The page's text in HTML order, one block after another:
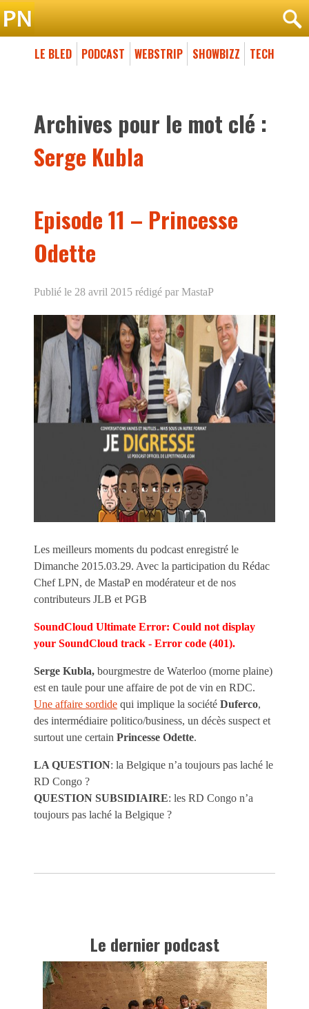
LE BLED PODCAST WEBSTRIP SHOWBIZZ TECH
Archives pour le mot clé :
Serge Kubla
Episode 11 – Princesse
Odette
Publié le 28 avril 2015 rédigé par MastaP
Les meilleurs moments du podcast enregistré le
Dimanche 2015.03.29. Avec la participation du Rédac
Chef LPN, de MastaP en modérateur et de nos
contributeurs JLB et PGB
SoundCloud Ultimate Error: Could not display
your SoundCloud track - Error code (401).
Serge Kubla, bourgmestre de Waterloo (morne plaine)
est en taule pour une affaire de pot de vin en RDC.
Une affaire sordide qui implique la société Duferco,
des intermédiaire politico/business, un décès suspect et
surtout une certain Princesse Odette.
LA QUESTION: la Belgique n’a toujours pas laché le
RD Congo ?
QUESTION SUBSIDIAIRE: les RD Congo n’a
toujours pas laché la Belgique ?
Le dernier podcast